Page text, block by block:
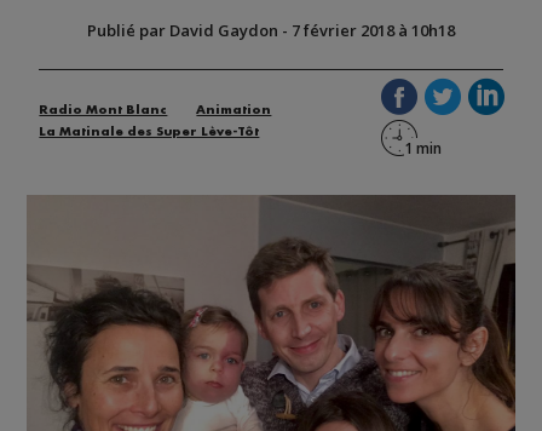
Publié par David Gaydon - 7 février 2018 à 10h18
Radio Mont Blanc
Animation
La Matinale des Super Lève-Tôt